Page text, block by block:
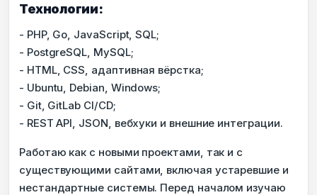
Технологии:
- PHP, Go, JavaScript, SQL;
- PostgreSQL, MySQL;
- HTML, CSS, адаптивная вёрстка;
- Ubuntu, Debian, Windows;
- Git, GitLab CI/CD;
- REST API, JSON, вебхуки и внешние интеграции.
Работаю как с новыми проектами, так и с
существующими сайтами, включая устаревшие и
нестандартные системы. Перед началом изучаю